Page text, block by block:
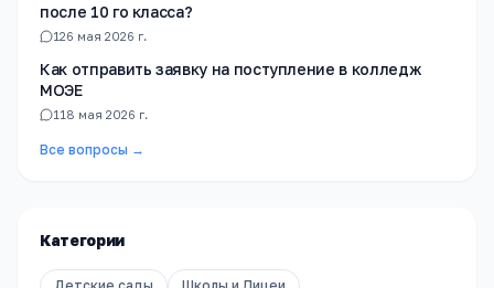
после 10 го класса?
126 мая 2026 г.
Как отправить заявку на поступление в колледж
МОЭЕ
1 18 мая 2026 г.
Все вопросы →
Категории